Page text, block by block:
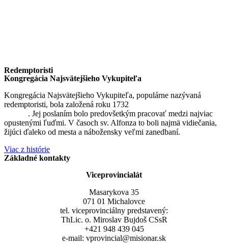
Redemptoristi
Kongregácia Najsvätejšieho Vykupiteľa
Kongregácia Najsvätejšieho Vykupiteľa, populárne nazývaná
redemptoristi, bola založená roku 1732
. Jej poslaním bolo predovšetkým pracovať medzi najviac
opustenými ľuďmi. V časoch sv. Alfonza to boli najmä vidiečania,
žijúci ďaleko od mesta a nábožensky veľmi zanedbaní.
Viac z histórie
Základné kontakty
Viceprovincialát
Masarykova 35
071 01 Michalovce
tel. viceprovinciálny predstavený:
ThLic. o. Miroslav Bujdoš CSsR
+421 948 439 045
e-mail: vprovincial@misionar.sk